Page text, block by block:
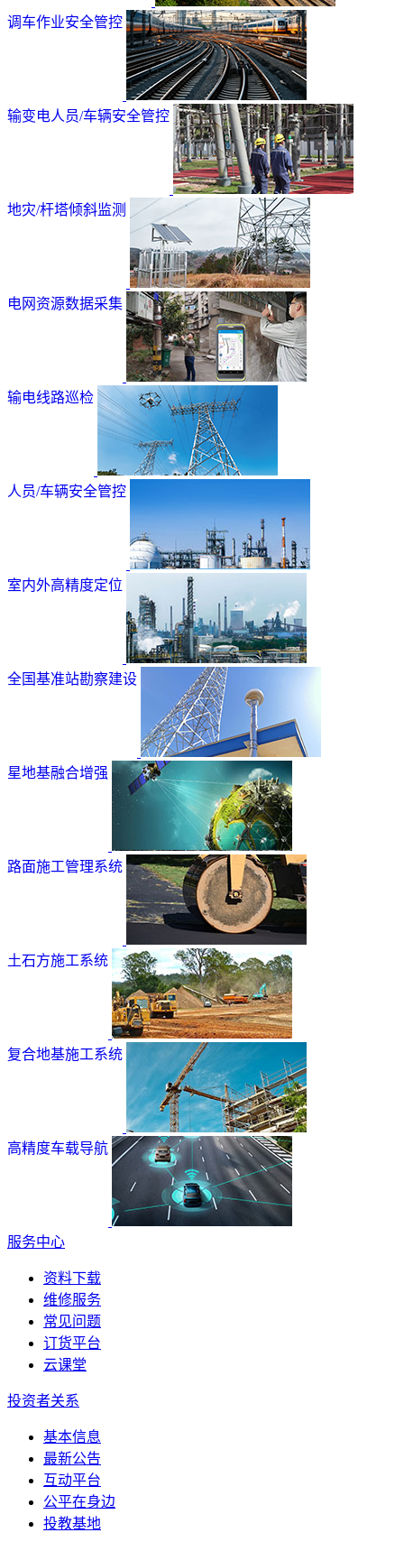
调车作业安全管控
输变电人员/车辆安全管控
地灾/杆塔倾斜监测
电网资源数据采集
输电线路巡检
人员/车辆安全管控
室内外高精度定位
全国基准站勘察建设
星地基融合增强
路面施工管理系统
土石方施工系统
复合地基施工系统
高精度车载导航
服务中心
资料下载
维修服务
常见问题
订货平台
云课堂
投资者关系
基本信息
最新公告
互动平台
公平在身边
投教基地